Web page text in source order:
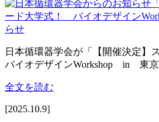
日本循環器学会が「【開催決定】
バイオデザインWorkshop in 東
全文を読む
[2025.10.9]